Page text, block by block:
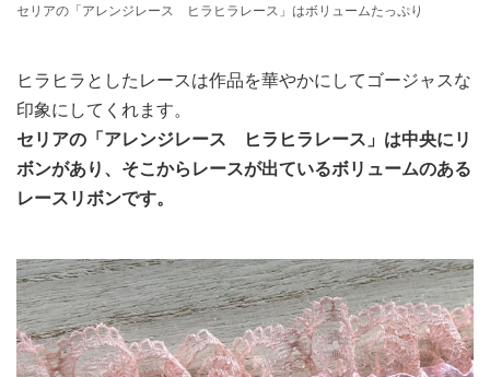
セリアの「アレンジレース ヒラヒラレース」はボリュームたっぷり
ヒラヒラとしたレースは作品を華やかにしてゴージャスな
印象にしてくれます。
セリアの「アレンジレース ヒラヒラレース」は中央にリ
ボンがあり、そこからレースが出ているボリュームのある
レースリボンです。